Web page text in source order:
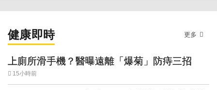
健康即時 更多
上廁所滑手機？醫曝遠離「爆菊」防痔三招
15小時前